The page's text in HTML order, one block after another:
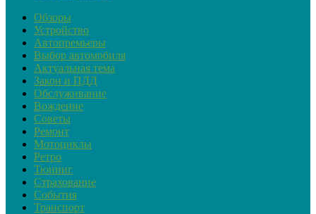
Обзоры
Устройство
Автопремьеры
Выбор автомобиля
Актуальная тема
Закон и ПДД
Обслуживание
Вождение
Советы
Ремонт
Мотоциклы
Ретро
Тюнинг
Страхование
События
Транспорт